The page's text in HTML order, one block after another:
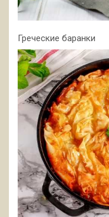
Греческие баранки